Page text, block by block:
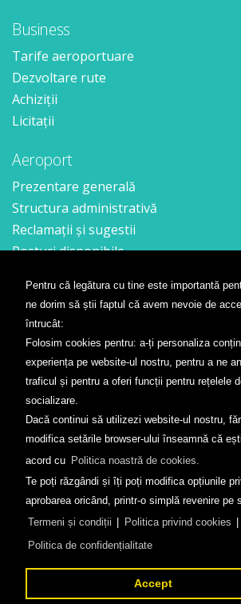
Pentru că legătura cu tine este importantă
ne dorim să știi faptul că avem nevoie de
întrucât:
Folosim cookies pentru: a-ți personaliza
experiența pe website-ul nostru, pentru a ne
traficul și pentru a oferi funcții pentru rețelele
socializare.
Dacă continui să utilizezi website-ul nostru,
modifica setările browser-ului înseamnă că
acord cu Politica noastră de cookies.
Te poți răzgândi și îți poți modifica opțiunile
aprobarea oricând, printr-o simplă revenire pe
Termeni și condiții | Politica privind cookies |
Politica de confidențialitate
Accept
Business
Tarife aeroportuare
Dezvoltare rute
Achiziții
Licitații
Aeroport
Prezentare generală
Structura administrativă
Reclamații și sugestii
Posturi disponibile
Contact
Formular contact
Localizare
Presă
Companii aeriene
Wizz Air
Călătorește la Sibiu cu Wizz Air.
26 GBP
Călătorește de la Sibiu cu Wizz Air.
la 138 RON
© 2026Aeroportul Internațional Sibiu
Politica de confidențialitate